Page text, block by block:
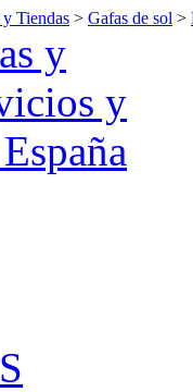
Tiendas > Gafas de sol >